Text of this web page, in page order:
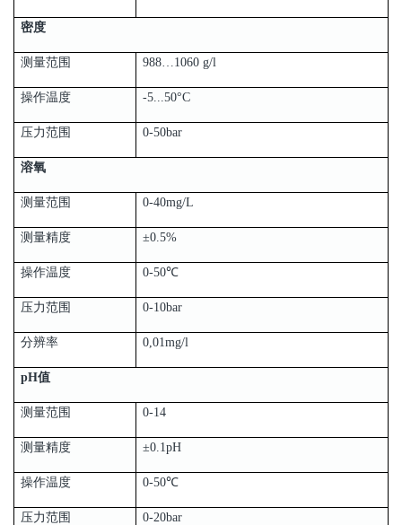
密度
测量范围 988…1060 g/l
操作温度 -5...50°C
压力范围 0-50bar
溶氧
测量范围 0-40mg/L
测量精度 ±0.5%
操作温度 0-50℃
压力范围 0-10bar
分辨率 0,01mg/l
pH值
测量范围 0-14
测量精度 ±0.1pH
操作温度 0-50℃
压力范围 0-20bar